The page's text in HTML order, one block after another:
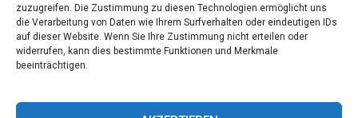
zuzugreifen. Die Zustimmung zu diesen Technologien ermöglicht uns
die Verarbeitung von Daten wie Ihrem Surfverhalten oder eindeutigen IDs
auf dieser Website. Wenn Sie Ihre Zustimmung nicht erteilen oder
widerrufen, kann dies bestimmte Funktionen und Merkmale
beeinträchtigen.